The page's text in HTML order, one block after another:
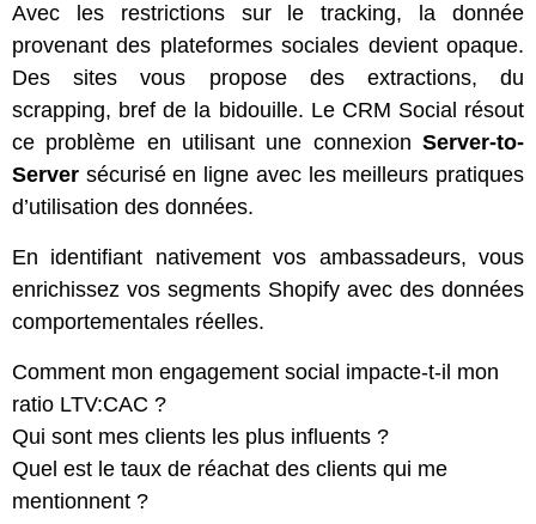
Avec les restrictions sur le tracking, la donnée
provenant des plateformes sociales devient opaque.
Des sites vous propose des extractions, du
scrapping, bref de la bidouille. Le CRM Social résout
ce problème en utilisant une connexion Server-to-
Server sécurisé en ligne avec les meilleurs pratiques
d’utilisation des données.
En identifiant nativement vos ambassadeurs, vous
enrichissez vos segments Shopify avec des données
comportementales réelles.
Comment mon engagement social impacte-t-il mon
ratio LTV:CAC ?
Qui sont mes clients les plus influents ?
Quel est le taux de réachat des clients qui me
mentionnent ?